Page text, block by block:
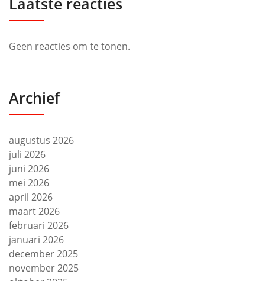
Geen reacties om te tonen.
Archief
augustus 2026
juli 2026
juni 2026
mei 2026
april 2026
maart 2026
februari 2026
januari 2026
december 2025
november 2025